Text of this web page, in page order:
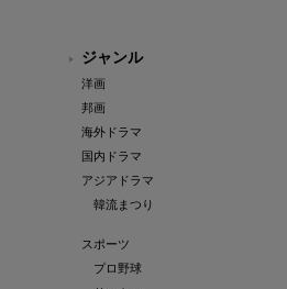
ジャンル
洋画
邦画
海外ドラマ
国内ドラマ
アジアドラマ
韓流まつり
スポーツ
プロ野球